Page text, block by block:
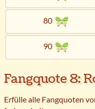
80
90
Fangquote 8:
Erfülle alle Fangquoten